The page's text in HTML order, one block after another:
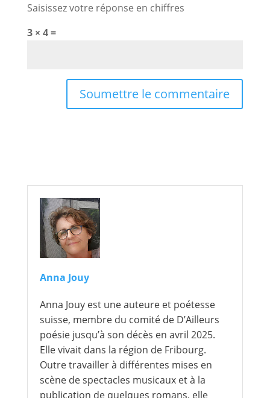
Saisissez votre réponse en chiffres
3 × 4 =
Soumettre le commentaire
Anna Jouy
Anna Jouy est une auteure et poétesse
suisse, membre du comité de D’Ailleurs
poésie jusqu’à son décès en avril 2025.
Elle vivait dans la région de Fribourg.
Outre travailler à différentes mises en
scène de spectacles musicaux et à la
publication de quelques romans, elle